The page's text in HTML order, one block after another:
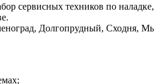
сервисных техников по
Долгопрудный,